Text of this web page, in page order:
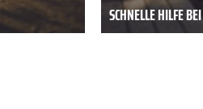
SCHNELLE HILFE